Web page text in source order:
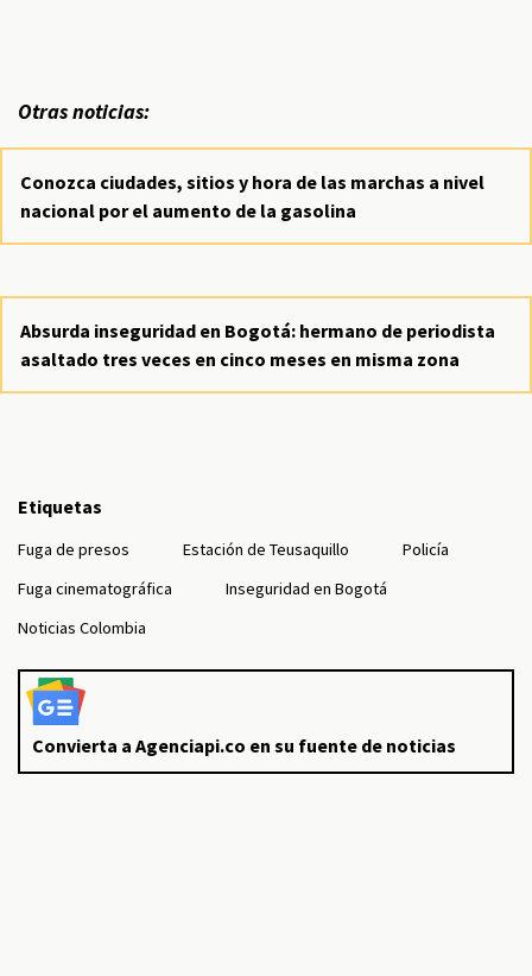
Otras noticias:
Conozca ciudades, sitios y hora de las marchas a nivel
nacional por el aumento de la gasolina
Absurda inseguridad en Bogotá: hermano de periodista
asaltado tres veces en cinco meses en misma zona
Etiquetas
Fuga de presos Estación de Teusaquillo
Policía
Fuga cinematográfica
Inseguridad en Bogotá
Noticias Colombia
Convierta a Agenciapi.co en su fuente de noticias